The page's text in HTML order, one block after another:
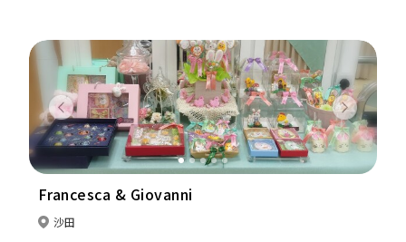
Previous Next
Francesca & Giovanni
沙田